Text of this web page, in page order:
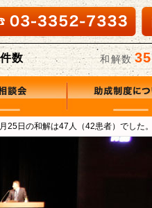
メ
数 和解数
助成制度について
25日の和解は47人（42患者）でした。